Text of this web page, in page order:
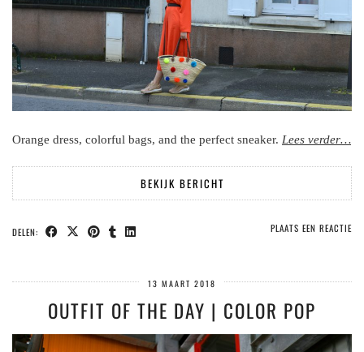
Orange dress, colorful bags, and the perfect sneaker. Lees verder…
BEKIJK BERICHT
DELEN: PLAATS EEN REACTIE
13 MAART 2018
OUTFIT OF THE DAY | COLOR POP